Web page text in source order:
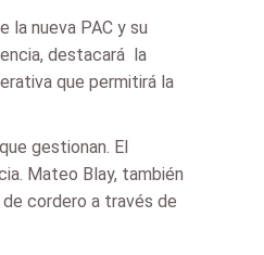
la nueva PAC y su
destacará la
que permitirá la
gestionan. El
Mateo Blay, también
cordero a través de